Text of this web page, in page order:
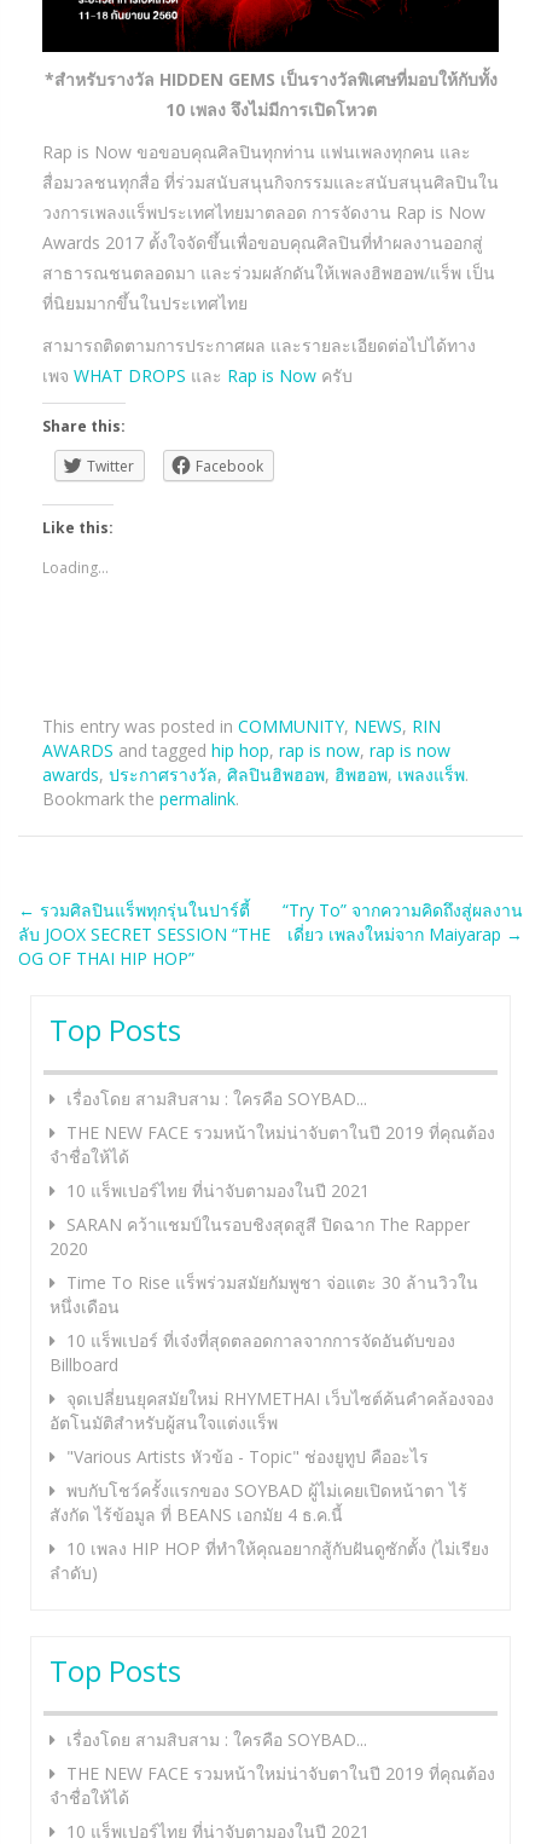
*สำหรับรางวัล HIDDEN GEMS เป็นรางวัลพิเศษที่มอบให้กับทั้ง
10 เพลง จึงไม่มีการเปิดโหวต
Rap is Now ขอขอบคุณศิลปินทุกท่าน แฟนเพลงทุกคน และ
สื่อมวลชนทุกสื่อ ที่ร่วมสนับสนุนกิจกรรมและสนับสนุนศิลปินใน
วงการเพลงแร็พประเทศไทยมาตลอด การจัดงาน Rap is Now
Awards 2017 ตั้งใจจัดขึ้นเพื่อขอบคุณศิลปินที่ทำผลงานออกสู่
สาธารณชนตลอดมา และร่วมผลักดันให้เพลงฮิพฮอพ/แร็พ เป็น
ที่นิยมมากขึ้นในประเทศไทย
สามารถติดตามการประกาศผล และรายละเอียดต่อไปได้ทาง
เพจ WHAT DROPS และ Rap is Now ครับ
Share this:
Twitter
Facebook
Like this:
Loading...
This entry was posted in COMMUNITY, NEWS, RIN
AWARDS and tagged hip hop, rap is now, rap is now
awards, ประกาศรางวัล, ศิลปินฮิพฮอพ, ฮิพฮอพ, เพลงแร็พ.
Bookmark the permalink.
Post
navigation
← รวมศิลปินแร็พทุกรุ่นในปาร์ตี้
ลับ JOOX SECRET SESSION “THE
OG OF THAI HIP HOP”
“Try To” จากความคิดถึงสู่ผลงาน
เดี่ยว เพลงใหม่จาก Maiyarap →
Top Posts
เรื่องโดย สามสิบสาม : ใครคือ SOYBAD...
THE NEW FACE รวมหน้าใหม่น่าจับตาในปี 2019 ที่คุณต้อง
จำชื่อให้ได้
10 แร็พเปอร์ไทย ที่น่าจับตามองในปี 2021
SARAN คว้าแชมป์ในรอบชิงสุดสูสี ปิดฉาก The Rapper
2020
Time To Rise แร็พร่วมสมัยกัมพูชา จ่อแตะ 30 ล้านวิวใน
หนึ่งเดือน
10 แร็พเปอร์ ที่เจ๋งที่สุดตลอดกาลจากการจัดอันดับของ
Billboard
จุดเปลี่ยนยุคสมัยใหม่ RHYMETHAI เว็บไซต์ค้นคำคล้องจอง
อัตโนมัติสำหรับผู้สนใจแต่งแร็พ
"Various Artists หัวข้อ - Topic" ช่องยูทูป คืออะไร
พบกับโชว์ครั้งแรกของ SOYBAD ผู้ไม่เคยเปิดหน้าตา ไร้
สังกัด ไร้ข้อมูล ที่ BEANS เอกมัย 4 ธ.ค.นี้
10 เพลง HIP HOP ที่ทำให้คุณอยากสู้กับฝันดูซักตั้ง (ไม่เรียง
ลำดับ)
Top Posts
เรื่องโดย สามสิบสาม : ใครคือ SOYBAD...
THE NEW FACE รวมหน้าใหม่น่าจับตาในปี 2019 ที่คุณต้อง
จำชื่อให้ได้
10 แร็พเปอร์ไทย ที่น่าจับตามองในปี 2021